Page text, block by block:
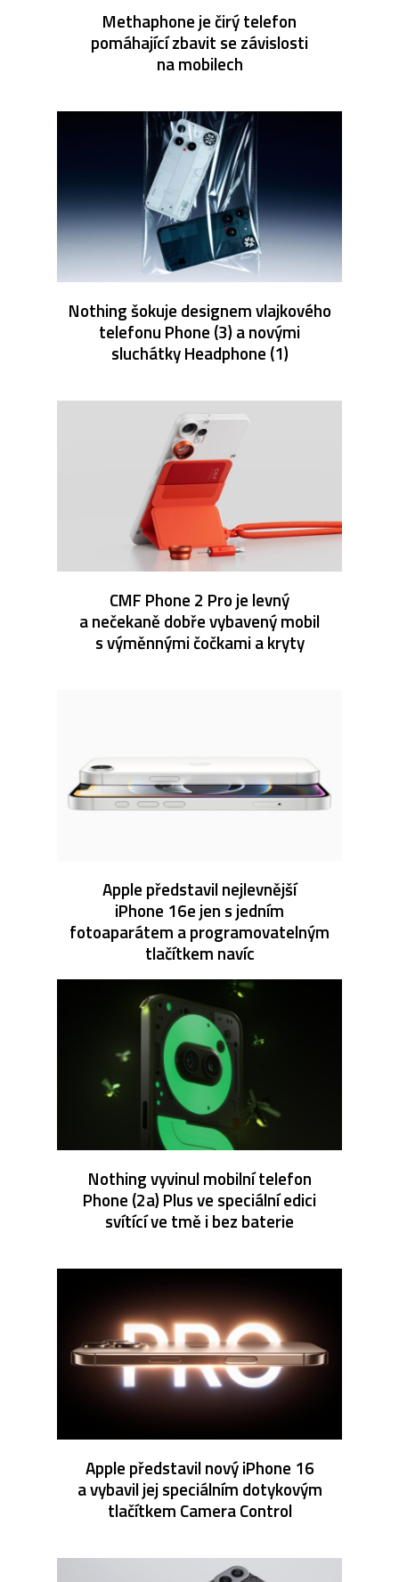
Methaphone je čirý telefon
pomáhající zbavit se závislosti
na mobilech
Nothing šokuje designem vlajkového
telefonu Phone (3) a novými
sluchátky Headphone (1)
CMF Phone 2 Pro je levný
a nečekaně dobře vybavený mobil
s výměnnými čočkami a kryty
Apple představil nejlevnější
iPhone 16e jen s jedním
fotoaparátem a programovatelným
tlačítkem navíc
Nothing vyvinul mobilní telefon
Phone (2a) Plus ve speciální edici
svítící ve tmě i bez baterie
Apple představil nový iPhone 16
a vybavil jej speciálním dotykovým
tlačítkem Camera Control